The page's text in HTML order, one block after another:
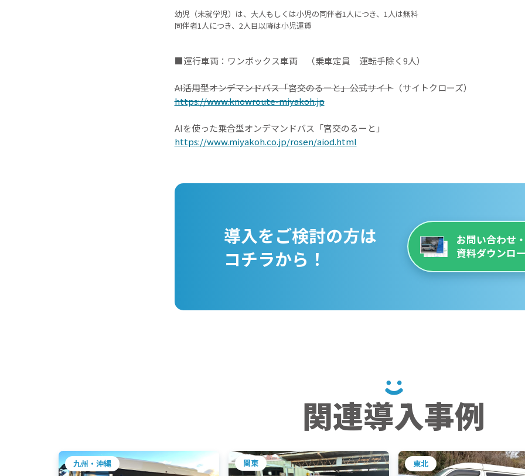
幼児（未就学児）は、大人もしくは小児の同伴者1人につき、1人は無料
同伴者1人につき、2人目以降は小児運賃
■運行車両：ワンボックス車両 （乗車定員 運転手除く9人）
AI活用型オンデマンドバス「宮交のるーと」公式サイト（サイトクローズ）
https://www.knowroute-miyakoh.jp
AIを使った乗合型オンデマンドバス「宮交のるーと」
https://www.miyakoh.co.jp/rosen/aiod.html
導入をご検討の方は
コチラから！
お問い合わせ
資料ダウンロ
関連導入事例
九州・沖縄 関東 東北